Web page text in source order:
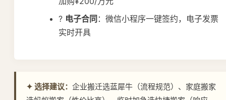
? 电子合同 ：微信小程序一键签约，电子发票
实时开具
✦ 选择建议： 企业搬迁选蓝犀牛（流程规范）、家庭搬家